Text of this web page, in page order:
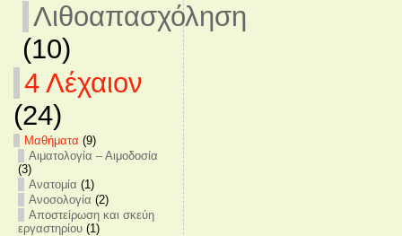
Λιθοαπασχόληση
(10)
4 Λέχαιον
(24)
Mαθήματα (9)
Αιματολογία – Αιμοδοσία
(3)
Ανατομία (1)
Ανοσολογία (2)
Αποστείρωση και σκεύη
εργαστηρίου(1)